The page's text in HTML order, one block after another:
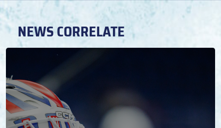
NEWS CORRELATE